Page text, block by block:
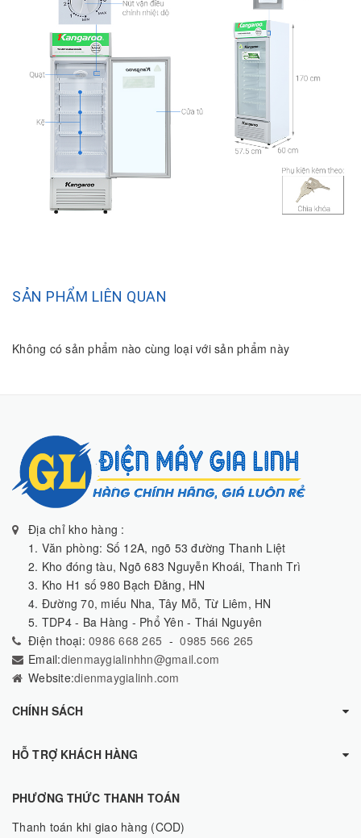
SẢN PHẨM LIÊN QUAN
Không có sản phẩm nào cùng loại với sản phẩm này
Địa chỉ kho hàng :
1. Văn phòng: Số 12A, ngõ 53 đường Thanh Liệt
2. Kho đóng tàu, Ngõ 683 Nguyễn Khoái, Thanh Trì
3. Kho H1 số 980 Bạch Đằng, HN
4. Đường 70, miếu Nha, Tây Mỗ, Từ Liêm, HN
5. TDP4 - Ba Hàng - Phổ Yên - Thái Nguyên
Điện thoại: 0986 668 265 -0985 566 265
Email:dienmaygialinhhn@gmail.com
Website:dienmaygialinh.com
CHÍNH SÁCH
HỖ TRỢ KHÁCH HÀNG
PHƯƠNG THỨC THANH TOÁN
Thanh toán khi giao hàng (COD)